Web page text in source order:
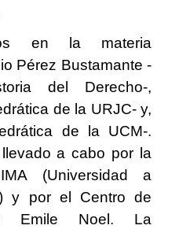
en la materia
Pérez Bustamante -
del Derecho-,
de la URJC- y,
de la UCM-.
a cabo por la
(Universidad a
y por el Centro de
Emile Noel. La